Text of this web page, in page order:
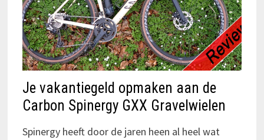
Je vakantiegeld opmaken aan de
Carbon Spinergy GXX Gravelwielen
Spinergy heeft door de jaren heen al heel wat